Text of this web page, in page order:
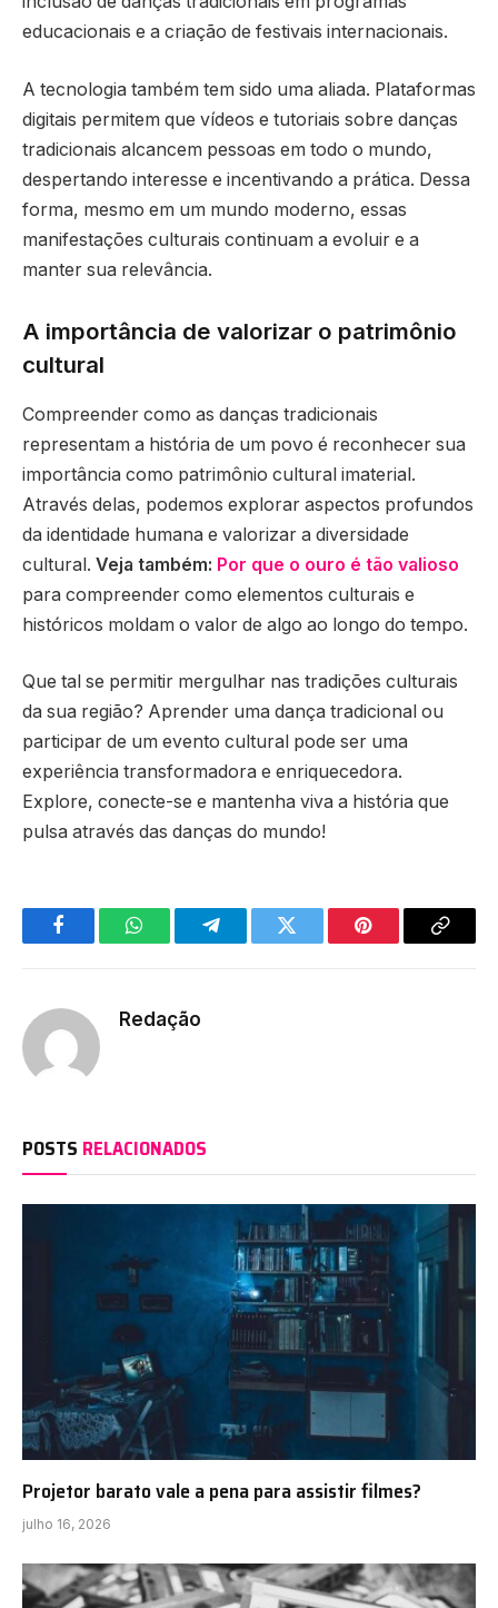
educacionais e a criação de festivais internacionais.
A tecnologia também tem sido uma aliada. Plataformas
digitais permitem que vídeos e tutoriais sobre danças
tradicionais alcancem pessoas em todo o mundo,
despertando interesse e incentivando a prática. Dessa
forma, mesmo em um mundo moderno, essas
manifestações culturais continuam a evoluir e a
manter sua relevância.
A importância de valorizar o patrimônio
cultural
Compreender como as danças tradicionais
representam a história de um povo é reconhecer sua
importância como patrimônio cultural imaterial.
Através delas, podemos explorar aspectos profundos
da identidade humana e valorizar a diversidade
cultural. Veja também: Por que o ouro é tão valioso
para compreender como elementos culturais e
históricos moldam o valor de algo ao longo do tempo.
Que tal se permitir mergulhar nas tradições culturais
da sua região? Aprender uma dança tradicional ou
participar de um evento cultural pode ser uma
experiência transformadora e enriquecedora.
Explore, conecte-se e mantenha viva a história que
pulsa através das danças do mundo!
FacebookWhatsAppTelegramTwitter Pinterest Copy
Redação
POSTS RELACIONADOS
Projetor barato vale a pena para assistir filmes?
julho 16, 2026